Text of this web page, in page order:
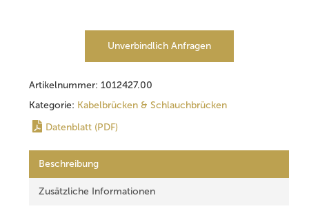
Unverbindlich Anfragen
Artikelnummer: 1012427.00
Kategorie: Kabelbrücken & Schlauchbrücken
Datenblatt (PDF)
Beschreibung
Zusätzliche Informationen